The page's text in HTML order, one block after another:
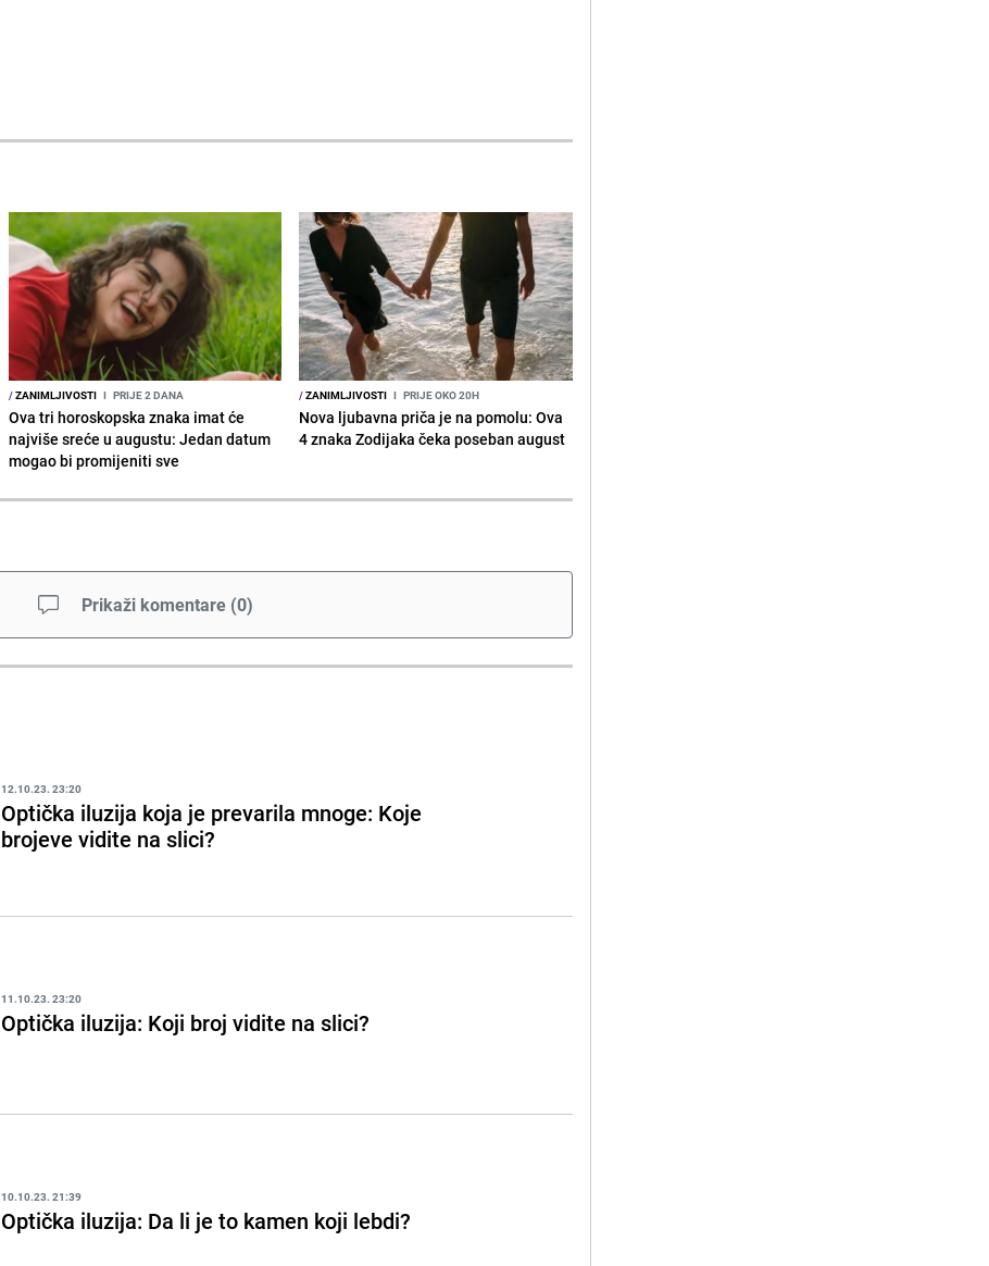
/ZANIMLJIVOSTI I PRIJE 2 DANA
Ova tri horoskopska znaka imat će
najviše sreće u augustu: Jedan datum
mogao bi promijeniti sve
/ZANIMLJIVOSTI I PRIJE OKO 20H
Nova ljubavna priča je na pomolu: Ova
4 znaka Zodijaka čeka poseban august
Prikaži komentare (0)
12.10.23. 23:20
Optička iluzija koja je prevarila mnoge: Koje
brojeve vidite na slici?
11.10.23. 23:20
Optička iluzija: Koji broj vidite na slici?
10.10.23. 21:39
Optička iluzija: Da li je to kamen koji lebdi?